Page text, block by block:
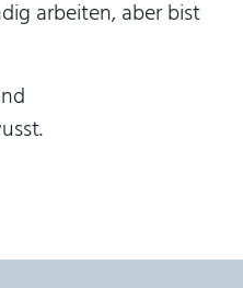
arbeiten, aber bist